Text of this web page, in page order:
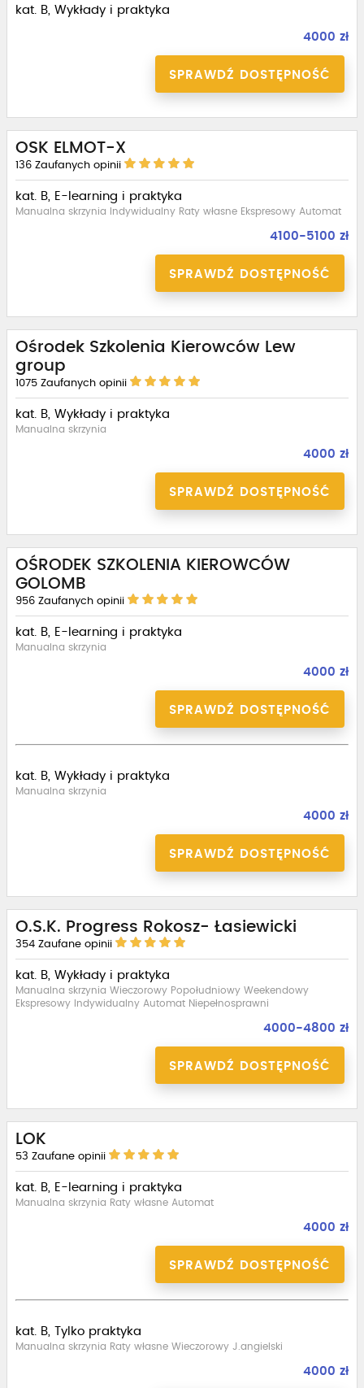
kat. B, Wykłady i praktyka
4000 zł
SPRAWDŹ DOSTĘPNOŚĆ
OSK ELMOT-X
136 Zaufanych opinii
kat. B, E-learning i praktyka
Manualna skrzynia Indywidualny Raty własne Ekspresowy Automat
4100-5100 zł
SPRAWDŹ DOSTĘPNOŚĆ
Ośrodek Szkolenia Kierowców Lew
group
1075 Zaufanych opinii
kat. B, Wykłady i praktyka
Manualna skrzynia
4000 zł
SPRAWDŹ DOSTĘPNOŚĆ
OŚRODEK SZKOLENIA KIEROWCÓW
GOLOMB
956 Zaufanych opinii
kat. B, E-learning i praktyka
Manualna skrzynia
4000 zł
SPRAWDŹ DOSTĘPNOŚĆ
kat. B, Wykłady i praktyka
Manualna skrzynia
4000 zł
SPRAWDŹ DOSTĘPNOŚĆ
O.S.K. Progress Rokosz- Łasiewicki
354 Zaufane opinii
kat. B, Wykłady i praktyka
Manualna skrzynia Wieczorowy Popołudniowy Weekendowy
Ekspresowy Indywidualny Automat Niepełnosprawni
4000-4800 zł
SPRAWDŹ DOSTĘPNOŚĆ
LOK
53 Zaufane opinii
kat. B, E-learning i praktyka
Manualna skrzynia Raty własne Automat
4000 zł
SPRAWDŹ DOSTĘPNOŚĆ
kat. B, Tylko praktyka
Manualna skrzynia Raty własne Wieczorowy J.angielski
4000 zł